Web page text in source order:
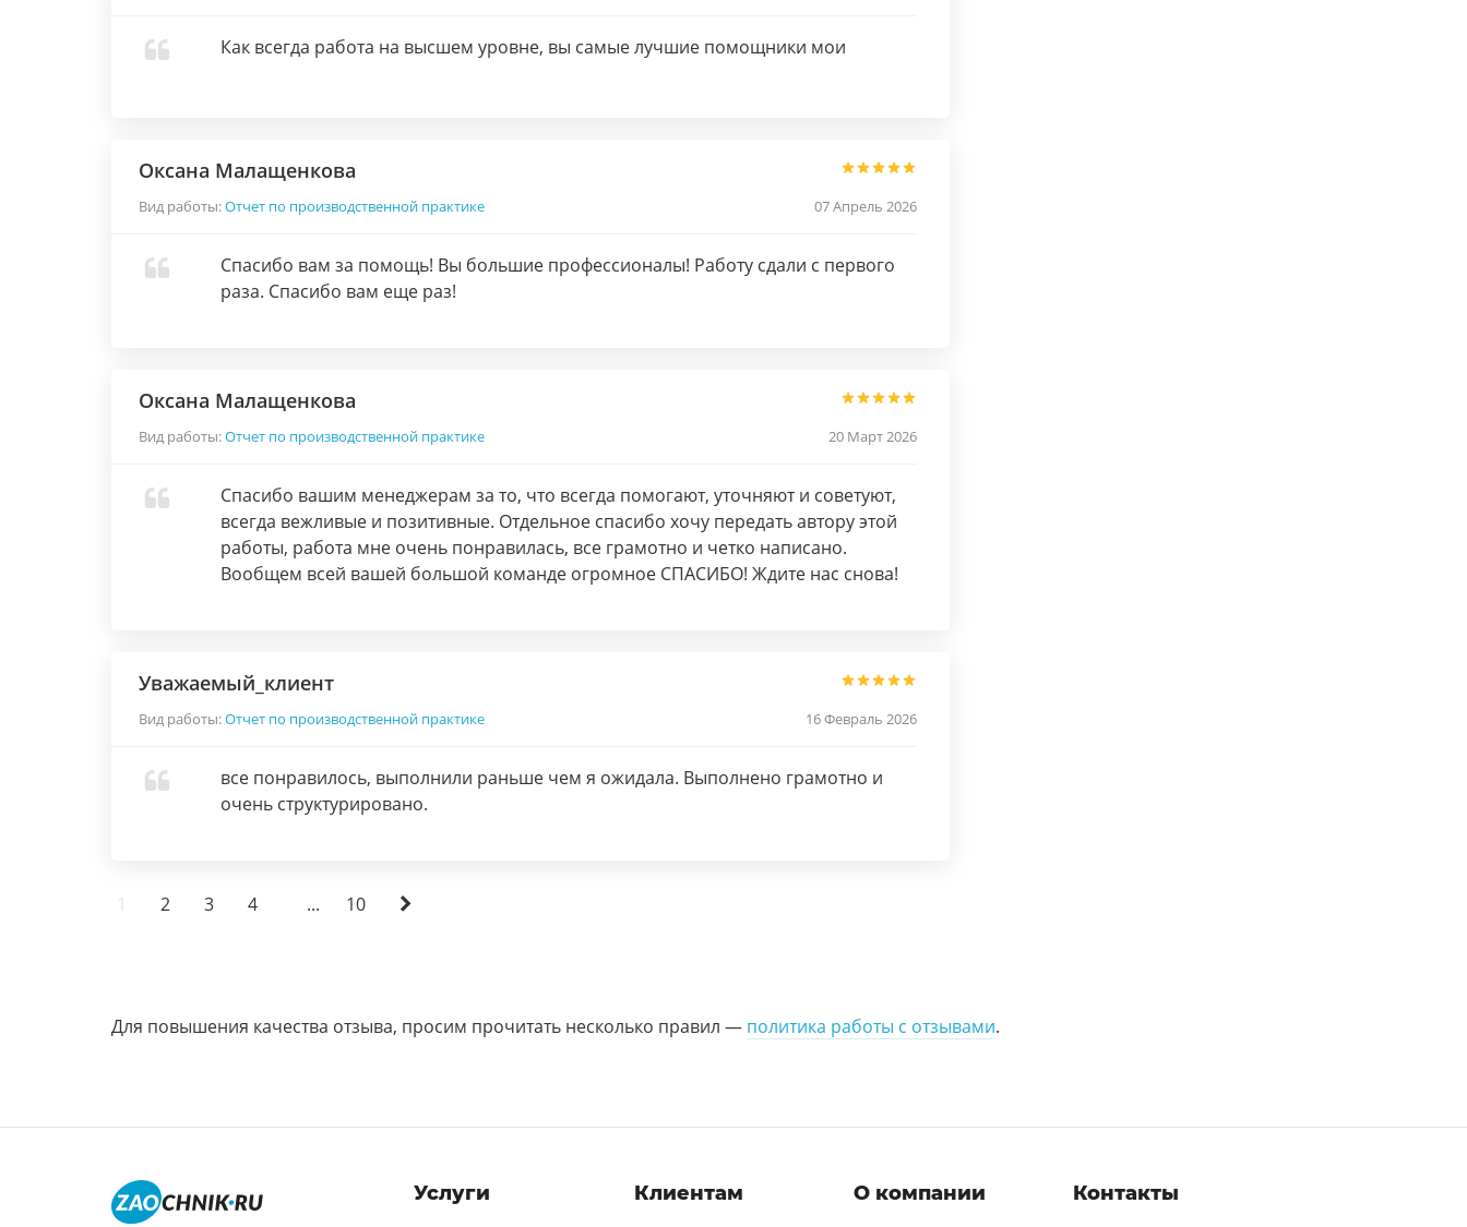
Как всегда работа на высшем уровне, вы самые лучшие помощники мои
Оксана Малащенкова
Вид работы:Отчет по производственной практике 07 Апрель 2026
Спасибо вам за помощь! Вы большие профессионалы! Работу сдали с первого
раза. Спасибо вам еще раз!
Оксана Малащенкова
Вид работы:Отчет по производственной практике 20 Март 2026
Спасибо вашим менеджерам за то, что всегда помогают, уточняют и советуют,
всегда вежливые и позитивные. Отдельное спасибо хочу передать автору этой
работы, работа мне очень понравилась, все грамотно и четко написано.
Вообщем всей вашей большой команде огромное СПАСИБО! Ждите нас снова!
Уважаемый_клиент
Вид работы:Отчет по производственной практике 16 Февраль 2026
все понравилось, выполнили раньше чем я ожидала. Выполнено грамотно и
очень структурировано.
1 2 3 4 ... 10
Для повышения качества отзыва, просим прочитать несколько правил — политика работы с отзывами.
Услуги Клиентам О компании
Контакты